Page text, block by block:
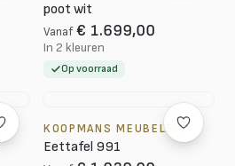
poot wit
Vanaf € 1.699,00
In 2 kleuren
Op voorraad
KOOPMANS MEUBELEN
Eettafel 991